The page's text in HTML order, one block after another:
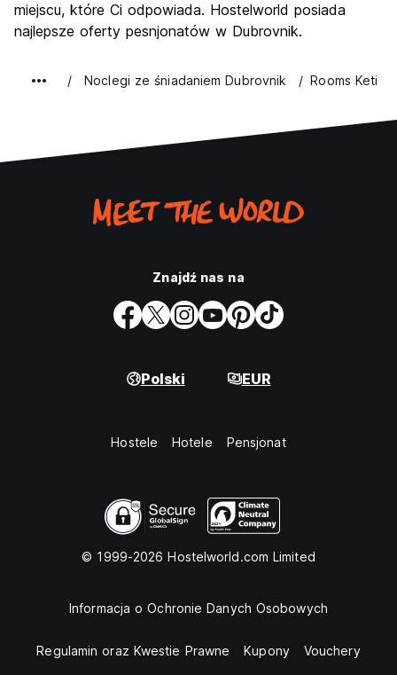
miejscu, które Ci odpowiada. Hostelworld posiada
najlepsze oferty pesnjonatów w Dubrovnik.
Noclegi ze śniadaniem Dubrovnik Rooms Keti
Znajdź nas na
Polski EUR
Hostele Hotele Pensjonat
© 1999-2026 Hostelworld.com Limited
Informacja o Ochronie Danych Osobowych
Regulamin oraz Kwestie Prawne Kupony Vouchery